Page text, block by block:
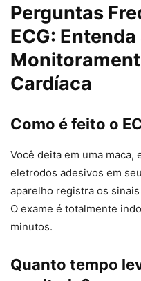
Perguntas
ECG:
Cardíaca
Como é feito o
Você deita em uma maca,
eletrodos adesivos em
aparelho registra os
O exame é totalmente
minutos.
Quanto tempo